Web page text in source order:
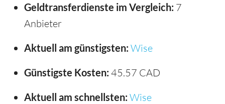
Geldtransferdienste im Vergleich: 7
Anbieter
Aktuell am günstigsten: Wise
Günstigste Kosten: 45.57 CAD
Aktuell am schnellsten: Wise